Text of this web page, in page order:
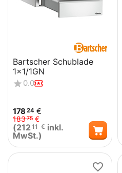
Bartscher Schublade
1x1/1GN
0.0
178 24 €
18375 €
(21211 € inkl.
MwSt.)